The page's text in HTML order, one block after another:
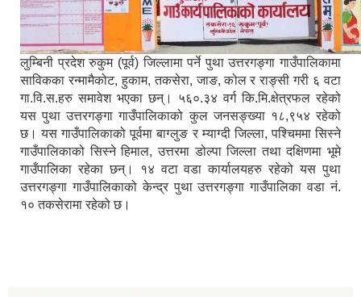
लुम्बिनी प्रदेश रुकुम (पूर्व) जिल्लामा पर्ने पुथा उत्तरगङ्गा गाउँपालिकामा
साविकका रन्मामैकोट, हुकाम, तकसेरा, जाङ, कोल र राङ्सी गरी ६ वटा
गा.वि.स.हरु समावेश भएका छन्। ५६०.३४ वर्ग कि.मि.क्षेत्रफल रहेको
यस पुथा उत्तरगङ्गा गाउँपालिकाको कुल जनसङ्ख्या १८,९५४ रहेको
छ। यस गाउँपालिकाको पूर्वमा बाग्लुङ र म्याग्दी जिल्ला, पश्चिममा सिस्ने
गाउँपालिकाको सिस्ने हिमाल, उत्तरमा डोल्पा जिल्ला तथा दक्षिणमा भूमे
गाउँपालिका रहेका छन्। १४ वटा वडा कार्यालयहरु रहेको यस पुथा
उत्तरगङ्गा गाउँपालिकाको केन्द्र पुथा उत्तरगङ्गा गाउँपालिका वडा नं.
१० तकसेरामा रहेको छ।